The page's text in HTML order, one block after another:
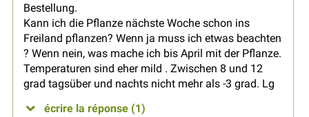
Bestellung.
Kann ich die Pflanze nächste Woche schon ins
Freiland pflanzen? Wenn ja muss ich etwas beachten
? Wenn nein, was mache ich bis April mit der Pflanze.
Temperaturen sind eher mild . Zwischen 8 und 12
grad tagsüber und nachts nicht mehr als -3 grad. Lg
écrire la réponse (1)